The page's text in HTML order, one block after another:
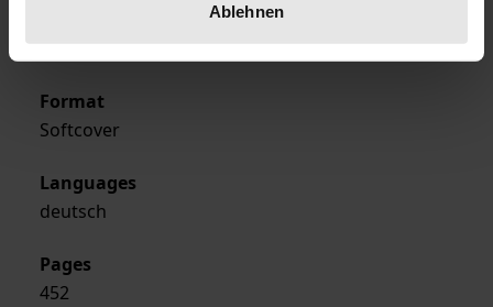
Ablehnen
Nomos
Format
Softcover
Languages
deutsch
Pages
452